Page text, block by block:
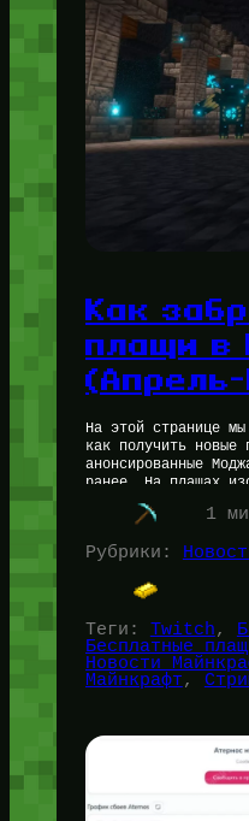
Как
плащи в
На этой странице
как получить новые
анонсированные
ранее. На плащах
верстаке в
Инструкция как…
1
Рубрики:
Теги: Twitch,
Бесплатные
Новости
Майнкрафт,